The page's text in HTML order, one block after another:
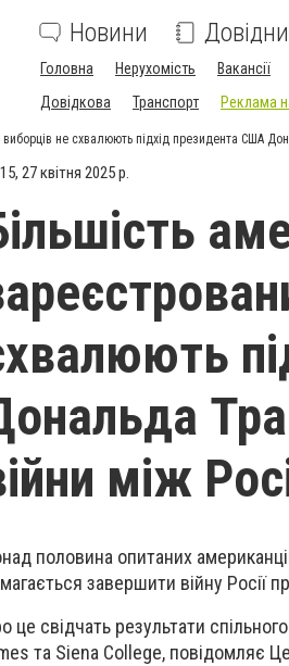
Новини
Головна Нерухомість Вакансії
Довідкова
Транспорт Реклама
виборців не схвалюють підхід президента США
27 квітня 2025 р.
між
половина опитаних
завершити війну Росії
це свідчать результати
та Siena College, повідомляє